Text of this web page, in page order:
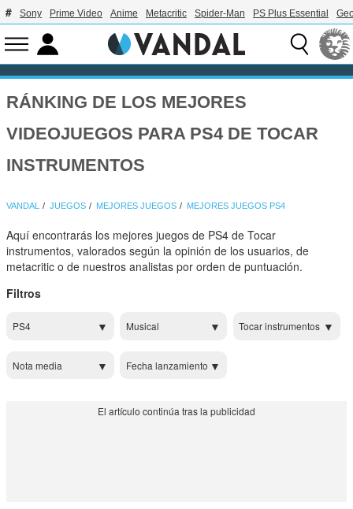
Sony Prime Video Anime Metacritic Spider-Man PS Plus Essential
RÁNKING DE LOS MEJORES
VIDEOJUEGOS PARA PS4 DE TOCAR
INSTRUMENTOS
VANDAL JUEGOS MEJORES JUEGOS MEJORES JUEGOS PS4
Aquí encontrarás los mejores juegos de PS4 de Tocar
instrumentos, valorados según la opinión de los usuarios, de
metacritic o de nuestros analistas por orden de puntuación.
Filtros
PS4 Musical Tocar instrumentos
Nota media Fecha lanzamiento